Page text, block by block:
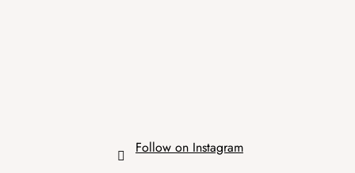
Follow on Instagram